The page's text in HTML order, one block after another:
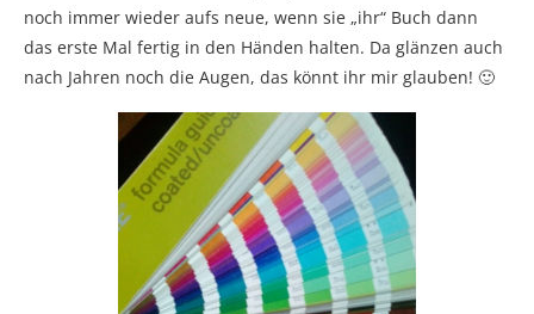
noch immer wieder aufs neue, wenn sie „ihr“ Buch dann
das erste Mal fertig in den Händen halten. Da glänzen auch
nach Jahren noch die Augen, das könnt ihr mir glauben! 🙂